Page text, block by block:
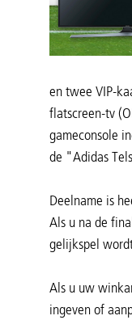
en twee VIP-
flatscreen-tv
gameconsole
de "Adidas
Deelname is
Als u na de
gelijkspel
Als u uw
ingeven of